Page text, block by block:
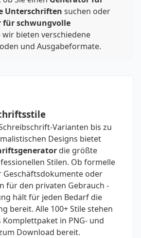
Unterschriften suchen oder
für schwungvolle
wir bieten verschiedene
und Ausgabeformate.
Varianten bis zu
Designs bietet
die größte
Stilen. Ob formelle
oder
für den privaten Gebrauch -
hält für jeden Bedarf die
bereit. Alle 100+ Stile stehen
Komplettpaket in PNG- und
Download bereit.